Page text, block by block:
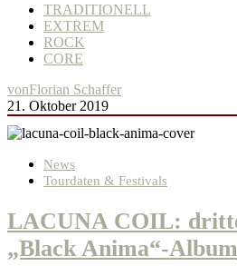
TRADITIONELL
EXTREM
ROCK
CORE
vonFlorian Schaffer
21. Oktober 2019
News
Tourdaten & Festivals
LACUNA COIL:
„Black Anima“-Album